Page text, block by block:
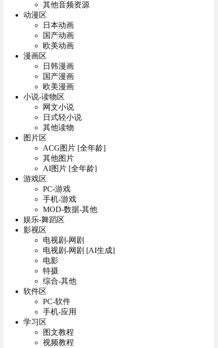
其他音频资源
动漫区
日本动画
国产动画
欧美动画
漫画区
日韩漫画
国产漫画
欧美漫画
小说-读物区
网文小说
日式轻小说
其他读物
图片区
ACG图片 [全年龄]
其他图片
AI图片 [全年龄]
游戏区
PC-游戏
手机-游戏
MOD-数据-其他
娱乐-舞蹈区
影视区
电视剧-网剧
电视剧-网剧 [AI生成]
电影
特摄
综合-其他
软件区
PC-软件
手机-应用
学习区
图文教程
视频教程